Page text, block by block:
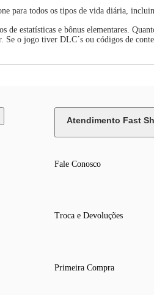
para todos os tipos de vida diária,
de estatísticas e bônus elementares.
o jogo tiver DLC´s ou códigos de
Atendimento Fast
Fale Conosco
Troca e Devoluções
Primeira Compra